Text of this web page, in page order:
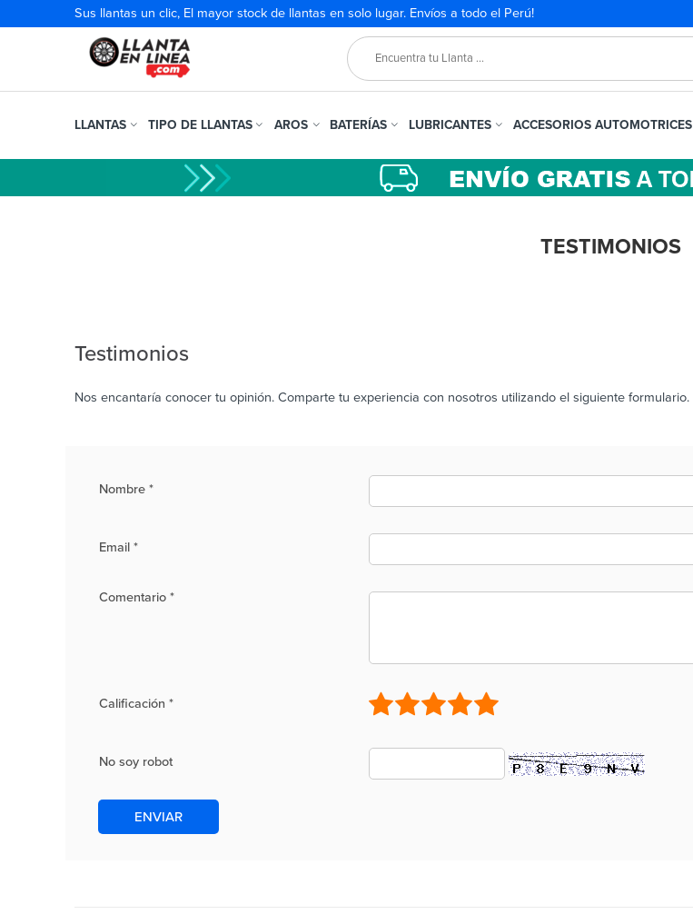
Sus llantas un clic, El mayor stock de llantas en solo lugar. Envíos a todo el Perú!
LLANTAS TIPO DE LLANTAS AROS BATERÍAS LUBRICANTES ACCESORIOS AUTOMOTRICES
TESTIMONIOS
Testimonios
Nos encantaría conocer tu opinión. Comparte tu experiencia con nosotros utilizando el siguiente formulario.
Nombre *
Email *
Comentario *
Calificación *
No soy robot
ENVIAR